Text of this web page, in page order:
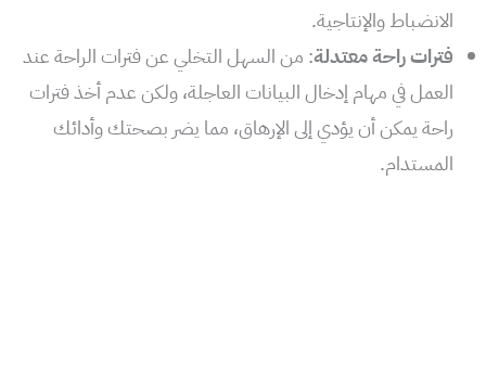
الانضباط والإنتاجية.
فترات راحة معتدلة: من السهل التخلي عن فترات الراحة عند
العمل في مهام إدخال البيانات العاجلة، ولكن عدم أخذ فترات
راحة يمكن أن يؤدي إلى الإرهاق، مما يضر بصحتك وأدائك
المستدام.